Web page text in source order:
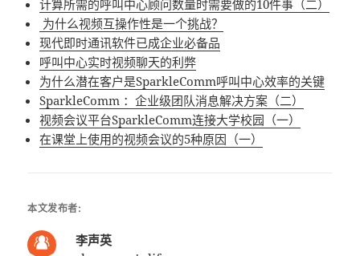
计算所需的呼叫中心顾问数量时需要做的10件事（二）
为什么视频互操作性是一个挑战？
现代即时通讯软件已成企业必备品
呼叫中心实时视频聊天的利弊
为什么潜在客户是SparkleComm呼叫中心效率的关键
SparkleComm ：企业级团队消息解决方案（二）
视频会议平台SparkleComm连接大学校园（一）
在课堂上使用的视频会议的5种原因（一）
本文发布者:
李声英